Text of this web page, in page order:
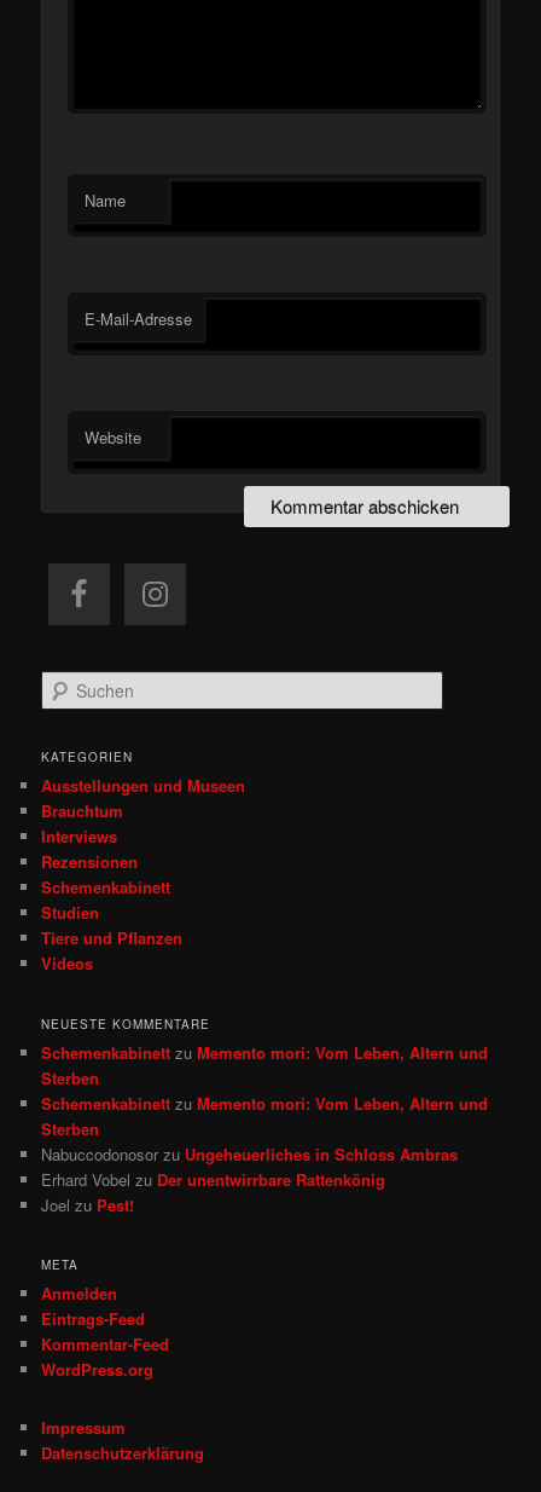
Name
E-Mail-Adresse
Website
u
h
n
KATEGORIEN
Ausstellungen und Museen
Brauchtum
Interviews
Rezensionen
Schemenkabinett
Studien
Tiere und Pflanzen
Videos
NEUESTE KOMMENTARE
Schemenkabinett zuMemento mori: Vom Leben, Altern und
Sterben
Schemenkabinett zuMemento mori: Vom Leben, Altern und
Sterben
Nabuccodonosor zu Ungeheuerliches in Schloss Ambras
Erhard Vobel zu Der unentwirrbare Rattenkönig
Joel zu Pest!
META
Anmelden
Eintrags-Feed
Kommentar-Feed
WordPress.org
Impressum
Datenschutzerklärung